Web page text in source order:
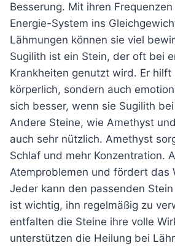
Besserung. Mit ihren
Energie-System ins
Lähmungen können sie viel
Sugilith ist ein Stein, der oft bei
Krankheiten genutzt wird. Er hilft
körperlich, sondern auch
sich besser, wenn sie Sugilith
Andere Steine, wie Amethyst
auch sehr nützlich. Amethyst
Schlaf und mehr Konzentration.
Atemproblemen und fördert das
Jeder kann den passenden
ist wichtig, ihn regelmäßig zu
entfalten die Steine ihre volle
unterstützen die Heilung bei